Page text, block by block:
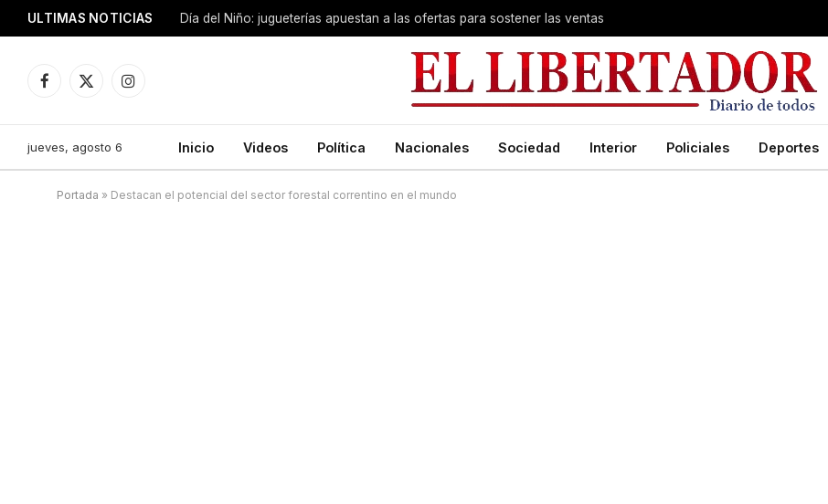
ULTIMAS NOTICIAS Día del Niño: jugueterías apuestan a las ofertas para sostener las ventas
Facebook
X
Instagram
jueves, agosto 6 Inicio Videos Política Nacionales Sociedad Interior Policiales Deportes
Portada » Destacan el potencial del sector forestal correntino en el mundo